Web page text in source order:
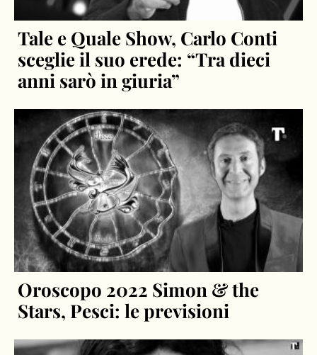
Tale e Quale Show, Carlo Conti
sceglie il suo erede: “Tra dieci
anni sarò in giuria”
Oroscopo 2022 Simon & the
Stars, Pesci: le previsioni